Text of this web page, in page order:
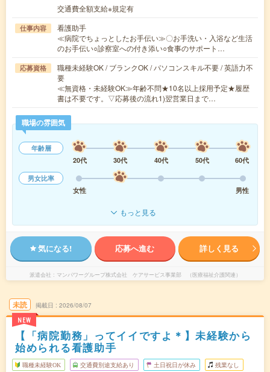
交通費全額支給※規定有
仕事内容
看護助手
≪病院でちょっとしたお手伝い≫〇お手洗い・入浴など生活
のお手伝い○診察室への付き添い○食事のサポート…
応募資格
職種未経験OK / ブランクOK / パソコンスキル不要 / 英語力不
要
≪無資格・未経験OK≫年齢不問★10名以上採用予定★履歴
書は不要です。▽応募後の流れ1)翌営業日まで…
職場の雰囲気
年齢層
20代
30代 40代 50代
60代
男女比率
女性
男性
もっと見る
気になる! 応募へ進む 詳しく見る
派遣会社 マンパワーグループ株式会社 ケアサービス事業部 （医療福祉介護関連）
未読
NEW
掲載日 2026/08/07
【「病院勤務」ってイイですよ＊】未経験から
始められる看護助手
職種未経験OK 交通費別途支給あり 土日祝日が休み 残業なし